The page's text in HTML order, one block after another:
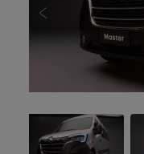
Anterior